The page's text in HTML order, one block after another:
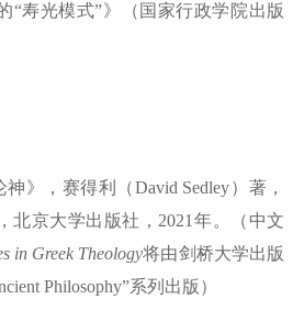
“寿光模式”》（国家行政学院出版
》，赛得利（David Sedley）著，
北京大学出版社 ， 2021年。（中文
in Greek Theology将由剑桥大学出版
Philosophy”系列出版）